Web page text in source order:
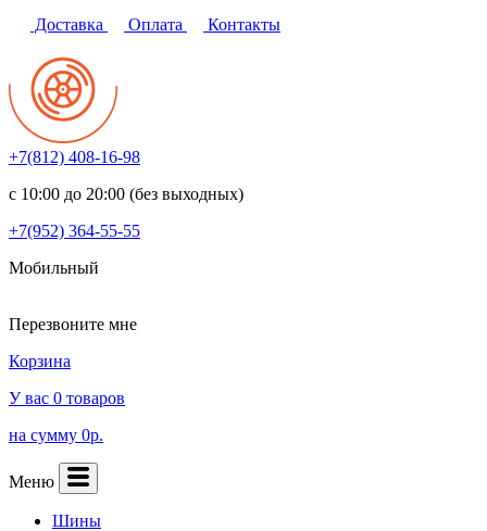
Доставка Оплата Контакты
+7(812) 408-16-98
с 10:00 до 20:00 (без выходных)
+7(952) 364-55-55
Мобильный
Перезвоните мне
Корзина
У вас 0 товаров
на сумму 0р.
Меню
Шины